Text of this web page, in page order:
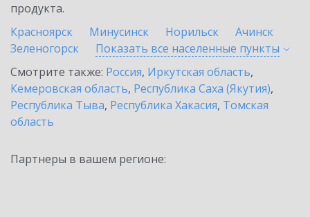
продукта.
Красноярск
Минусинск Норильск
Ачинск
Зеленогорск
Показать все населенные пункты
Смотрите также: Россия, Иркутская область,
Кемеровская область, Республика Саха (Якутия),
Республика Тыва, Республика Хакасия, Томская
область
Партнеры в вашем регионе: